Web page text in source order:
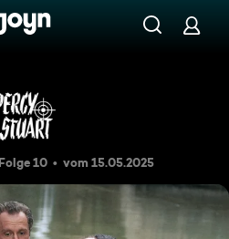
Das Tal der Ruhe
10 vom 15.05.2025